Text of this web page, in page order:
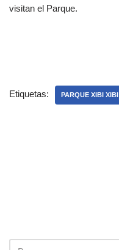
visitan el Parque.
Etiquetas: PARQUE XIBI XIBI